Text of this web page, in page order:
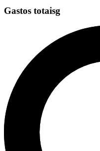
Gastos totaisg